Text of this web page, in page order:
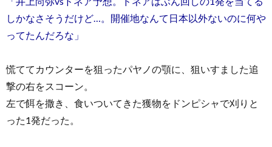
しかなさそうだけど…。開催地なんて日本以外ないのに何や
ってたんだろな」
慌ててカウンターを狙ったパヤノの顎に、狙いすました追
撃の右をスコーン。
左で餌を撒き、食いついてきた獲物をドンピシャで刈りと
った1発だった。